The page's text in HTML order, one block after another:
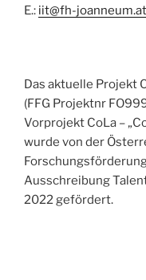
E.: iit@fh-joanneum.at
Das aktuelle Projekt
(FFG Projektnr
Vorprojekt CoLa –
wurde von der
Ausschreibung
2022 gefördert.